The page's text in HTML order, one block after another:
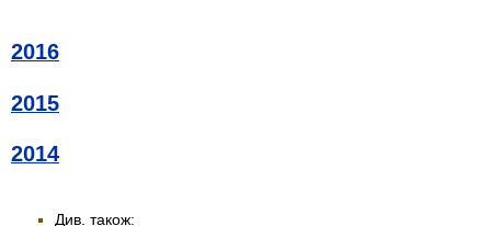
2016
2015
2014
Див. також: